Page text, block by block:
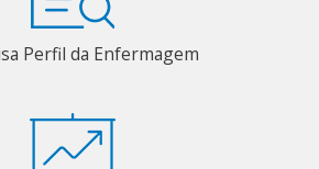
Perfil da Enfermagem